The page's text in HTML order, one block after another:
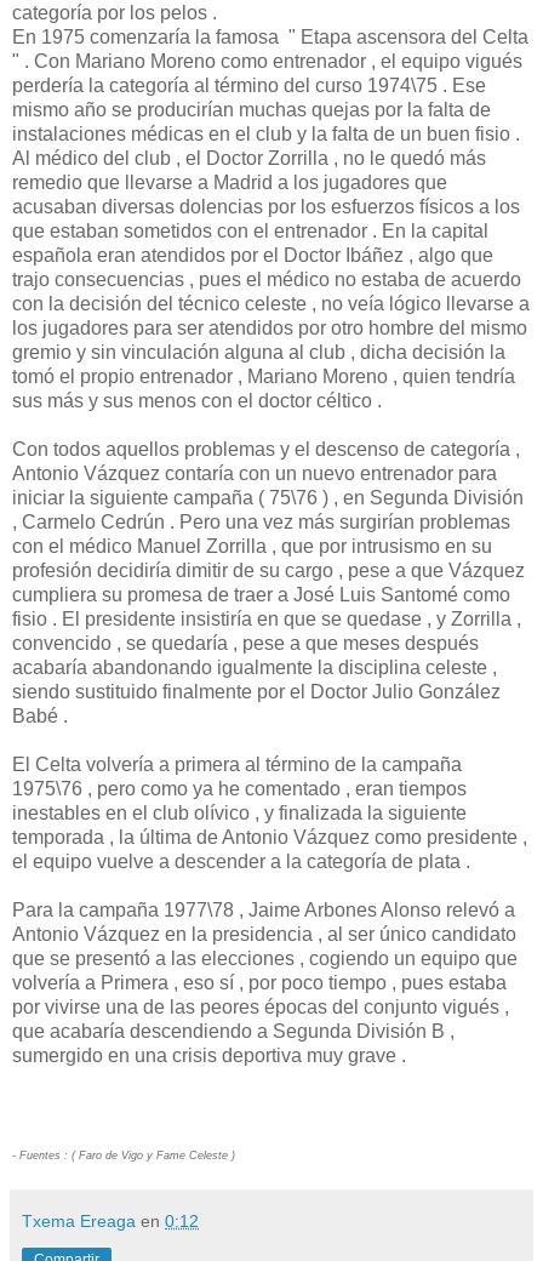
categoría por los pelos .
En 1975 comenzaría la famosa " Etapa ascensora del Celta
" . Con Mariano Moreno como entrenador , el equipo vigués
perdería la categoría al término del curso 1974\75 . Ese
mismo año se producirían muchas quejas por la falta de
instalaciones médicas en el club y la falta de un buen fisio .
Al médico del club , el Doctor Zorrilla , no le quedó más
remedio que llevarse a Madrid a los jugadores que
acusaban diversas dolencias por los esfuerzos físicos a los
que estaban sometidos con el entrenador . En la capital
española eran atendidos por el Doctor Ibáñez , algo que
trajo consecuencias , pues el médico no estaba de acuerdo
con la decisión del técnico celeste , no veía lógico llevarse a
los jugadores para ser atendidos por otro hombre del mismo
gremio y sin vinculación alguna al club , dicha decisión la
tomó el propio entrenador , Mariano Moreno , quien tendría
sus más y sus menos con el doctor céltico .
Con todos aquellos problemas y el descenso de categoría ,
Antonio Vázquez contaría con un nuevo entrenador para
iniciar la siguiente campaña ( 75\76 ) , en Segunda División
, Carmelo Cedrún . Pero una vez más surgirían problemas
con el médico Manuel Zorrilla , que por intrusismo en su
profesión decidiría dimitir de su cargo , pese a que Vázquez
cumpliera su promesa de traer a José Luis Santomé como
fisio . El presidente insistiría en que se quedase , y Zorrilla ,
convencido , se quedaría , pese a que meses después
acabaría abandonando igualmente la disciplina celeste ,
siendo sustituido finalmente por el Doctor Julio González
Babé .
El Celta volvería a primera al término de la campaña
1975\76 , pero como ya he comentado , eran tiempos
inestables en el club olívico , y finalizada la siguiente
temporada , la última de Antonio Vázquez como presidente ,
el equipo vuelve a descender a la categoría de plata .
Para la campaña 1977\78 , Jaime Arbones Alonso relevó a
Antonio Vázquez en la presidencia , al ser único candidato
que se presentó a las elecciones , cogiendo un equipo que
volvería a Primera , eso sí , por poco tiempo , pues estaba
por vivirse una de las peores épocas del conjunto vigués ,
que acabaría descendiendo a Segunda División B ,
sumergido en una crisis deportiva muy grave .
- Fuentes : ( Faro de Vigo y Fame Celeste )
Txema Ereaga en 0:12